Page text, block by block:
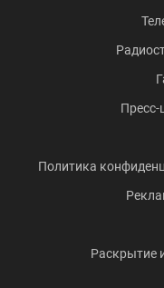
Политика
Раскрытие